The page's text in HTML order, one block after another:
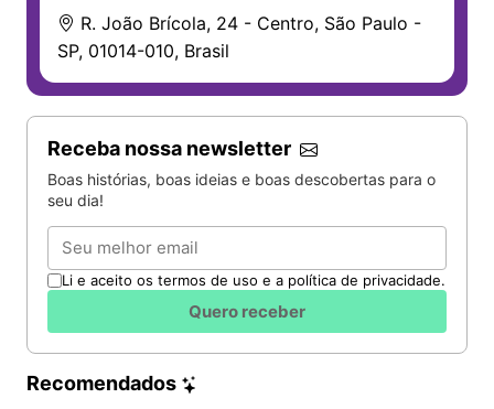
R. João Brícola, 24 - Centro, São Paulo -
SP, 01014-010, Brasil
Receba nossa newsletter
Boas histórias, boas ideias e boas descobertas para o
seu dia!
Email
Li e aceito os termos de uso e a política de privacidade.
Quero receber
Recomendados